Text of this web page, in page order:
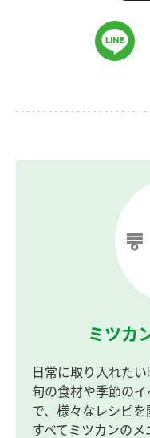
ミツカ
日常に取り入れたい
旬の食材や季節の
で、様々なレシピを
すべてミツカンの